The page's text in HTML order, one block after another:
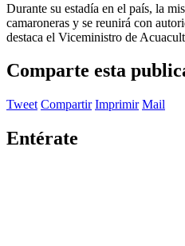
Durante su estadía en el país, la
camaroneras y se reunirá con
destaca el Viceministro de
Comparte esta
Tweet Compartir Imprimir Mail
Entérate